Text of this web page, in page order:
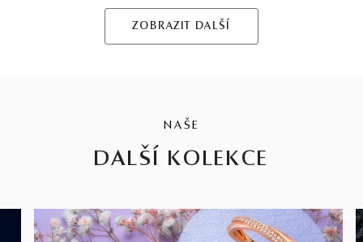
ZOBRAZIT DALŠÍ
NAŠE
DALŠÍ KOLEKCE